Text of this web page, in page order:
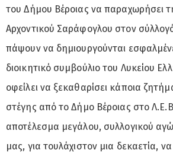
του Δήμου Βέροιας να παραχωρήσει
Αρχοντικού Σαράφογλου στον
πάψουν να δημιουργούνται
διοικητικό συμβούλιο του Λυκείου
οφείλει να ξεκαθαρίσει κάποια
στέγης από το Δήμο Βέροιας στο
αποτέλεσμα μεγάλου, συλλογικού
μας, για τουλάχιστον μια δεκαετία,